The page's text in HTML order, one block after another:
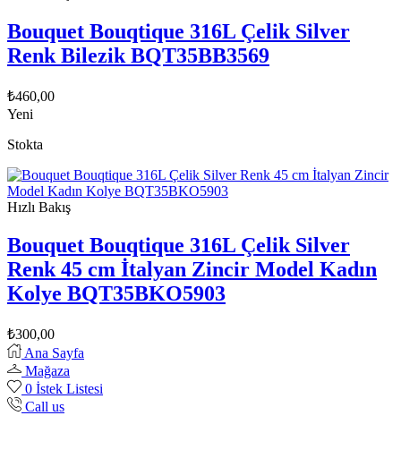
Bouquet Bouqtique 316L Çelik Silver
Renk Bilezik BQT35BB3569
₺460,00
Yeni
Stokta
Hızlı Bakış
Bouquet Bouqtique 316L Çelik Silver
Renk 45 cm İtalyan Zincir Model Kadın
Kolye BQT35BKO5903
₺300,00
Ana Sayfa
Mağaza
0 İstek Listesi
Call us